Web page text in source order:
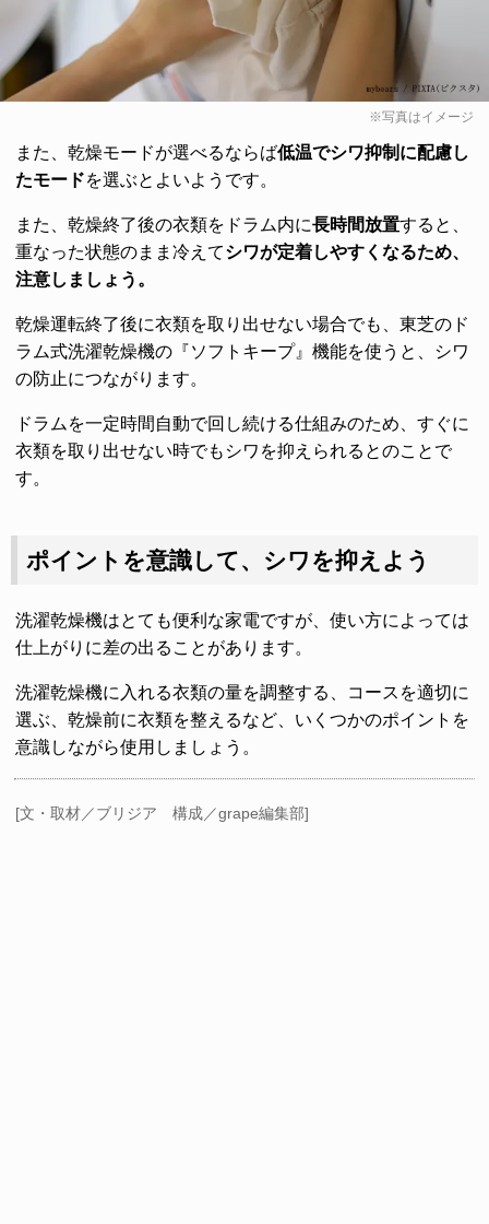
※写真はイメージ
また、乾燥モードが選べるならば低温でシワ抑制に配慮し
たモードを選ぶとよいようです。
また、乾燥終了後の衣類をドラム内に長時間放置すると、
重なった状態のまま冷えてシワが定着しやすくなるため、
注意しましょう。
乾燥運転終了後に衣類を取り出せない場合でも、東芝のド
ラム式洗濯乾燥機の『ソフトキープ』機能を使うと、シワ
の防止につながります。
ドラムを一定時間自動で回し続ける仕組みのため、すぐに
衣類を取り出せない時でもシワを抑えられるとのことで
す。
ポイントを意識して、シワを抑えよう
洗濯乾燥機はとても便利な家電ですが、使い方によっては
仕上がりに差の出ることがあります。
洗濯乾燥機に入れる衣類の量を調整する、コースを適切に
選ぶ、乾燥前に衣類を整えるなど、いくつかのポイントを
意識しながら使用しましょう。
[文・取材／ブリジア 構成／grape編集部]